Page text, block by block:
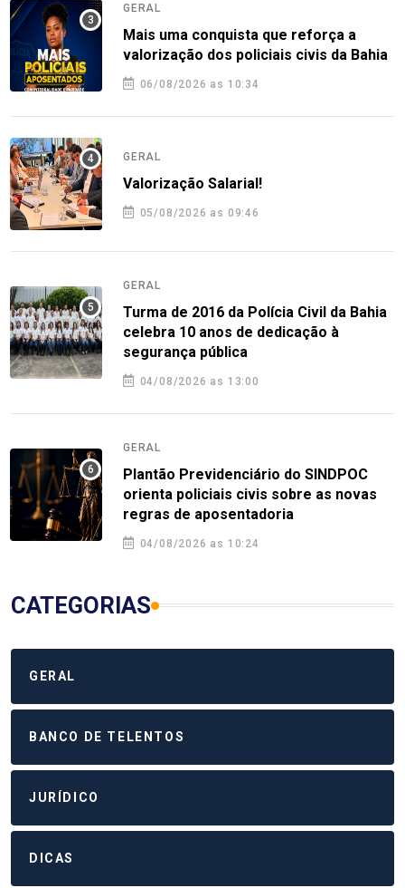
GERAL
Mais uma conquista que reforça a
valorização dos policiais civis da Bahia
06/08/2026 as 10:34
GERAL
Valorização Salarial!
05/08/2026 as 09:46
GERAL
Turma de 2016 da Polícia Civil da Bahia
celebra 10 anos de dedicação à
segurança pública
04/08/2026 as 13:00
GERAL
Plantão Previdenciário do SINDPOC
orienta policiais civis sobre as novas
regras de aposentadoria
04/08/2026 as 10:24
CATEGORIAS
GERAL
BANCO DE TELENTOS
JURÍDICO
DICAS